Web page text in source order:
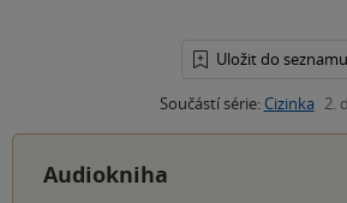
Uložit do seznamu
Součástí série: Cizinka 2.
Audiokniha